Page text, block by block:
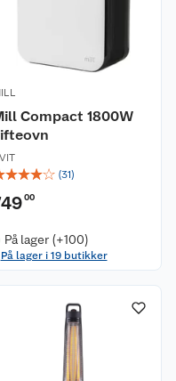
Compact 1800W
☆☆☆☆ (31)
00
På lager (+100)
På lager i 19 butikker